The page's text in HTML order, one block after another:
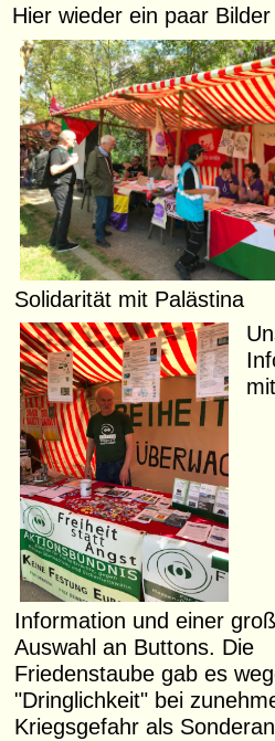
Hier wieder ein paar
Solidarität mit Palästina
Information und einer
Auswahl an Buttons. Die
Friedenstaube gab es
"Dringlichkeit" bei
Kriegsgefahr als